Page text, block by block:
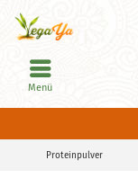
Menü
Proteinpulver